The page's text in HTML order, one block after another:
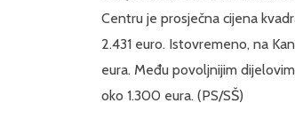
Centru je prosječna cijena
2.431 euro. Istovremeno, na
eura. Među povoljnijim
oko 1.300 eura. (PS/SŠ)